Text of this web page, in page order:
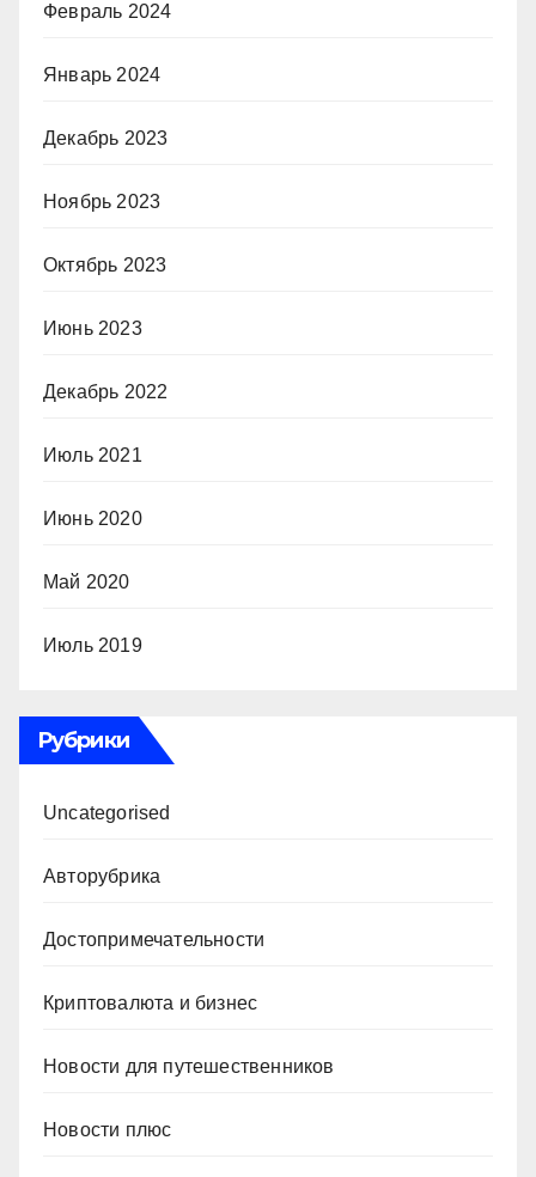
Февраль 2024
Январь 2024
Декабрь 2023
Ноябрь 2023
Октябрь 2023
Июнь 2023
Декабрь 2022
Июль 2021
Июнь 2020
Май 2020
Июль 2019
Рубрики
Uncategorised
Авторубрика
Достопримечательности
Криптовалюта и бизнес
Новости для путешественников
Новости плюс